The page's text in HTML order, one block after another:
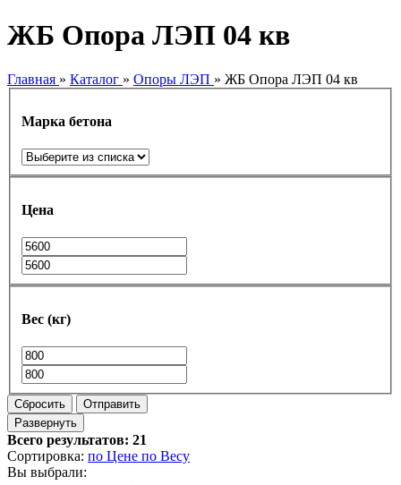
ЖБ Опора ЛЭП 04 кв
Главная » Каталог » Опоры ЛЭП » ЖБ Опора ЛЭП 04 кв
Марка бетона
Цена
Вес (кг)
Сбросить
Отправить
Развернуть
Всего результатов: 21
Сортировка: по Цене по Весу
Вы выбрали: